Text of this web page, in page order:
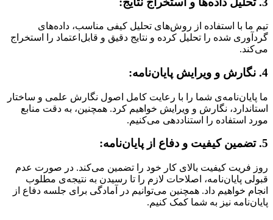
تیم ما با استفاده از روش‌های تحلیل کیفی مناسب، داده‌های
گردآوری شده را تحلیل کرده و نتایج دقیق و قابل‌اعتماد را استخراج
می‌کند.
4. نگارش و ویرایش پایان‌نامه:
ما پایان‌نامه‌ی شما را با رعایت کامل اصول نگارش علمی و ساختار
استاندارد، نگارش و ویرایش خواهیم کرد. همچنین، به دقت منابع
مورد استفاده را استناددهی می‌کنیم.
5. تضمین کیفیت و دفاع از پایان‌نامه:
روز فریت کیفیت بالای کار خود را تضمین می‌کند. در صورت عدم
قبولی پایان‌نامه، اصلاحات لازم را تا رسیدن به نتیجه‌ی مطلوب
انجام خواهیم داد. همچنین می‌توانیم در آمادگی برای جلسه دفاع از
پایان‌نامه نیز به شما کمک کنیم.